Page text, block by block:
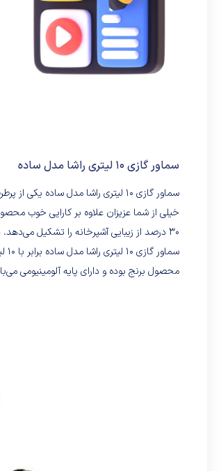
سماور گازی 10 لیتری راشا مدل ساده
سماور گازی 10 لیتری راشا مدل ساده یکی از پرطرفدار ترین و در بین بهترین محصولات موجود در بازار در دسته بندی خودش است.
خیلی از شما عزیزان علاوه بر کارایی خوب
30 درصد از زیبایی آشپرخانه را تشکیل می‌دهد. پس باید به این نکته توجه کرد که چه طرح و چه جنسی را خرید می‌کنید.
محصول برنج بوده و دارای پایه آلومینیومی